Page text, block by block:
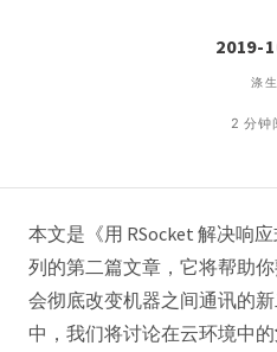
2019-
涤生
2 分钟
本文是《用 RSocket 解决响
列的第二篇文章，它将帮助
会彻底改变机器之间通讯的
中，我们将讨论在云环境中的